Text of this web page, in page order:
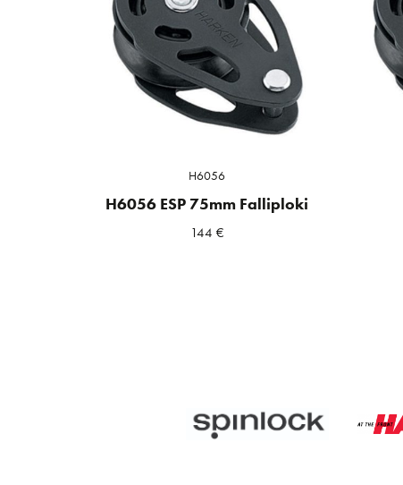
H6056
H6056 ESP 75mm Falliploki
144 €